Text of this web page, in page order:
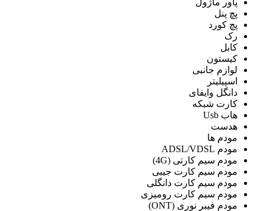
پچ پنل
پچ کورد
رک
کابل
کیستون
لوازم جانبی
اسپیلیتر
دانگل وایفای
کارت شبکه
هاب Usb
هدست
مودم ها
مودم ADSL/VDSL
مودم سیم کارتی (4G)
مودم سیم کارت جیبی
مودم سیم کارت دانگلی
مودم سیم کارت رومیزی
مودم فیبر نوری (ONT)